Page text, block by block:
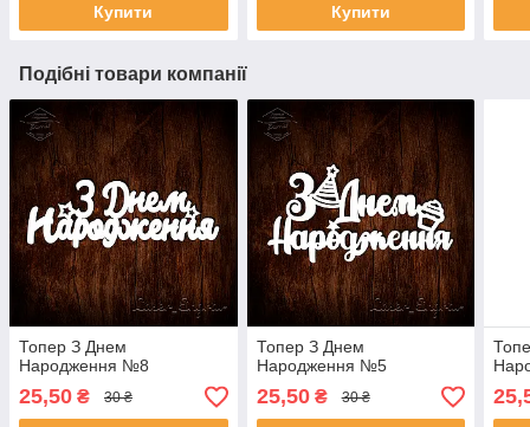
Купити Купити
Подібні товари компанії
Топер З Днем
Народження №8
25,50 ₴ 30 ₴
Топер З Днем
Народження №5
25,50₴ 30 ₴